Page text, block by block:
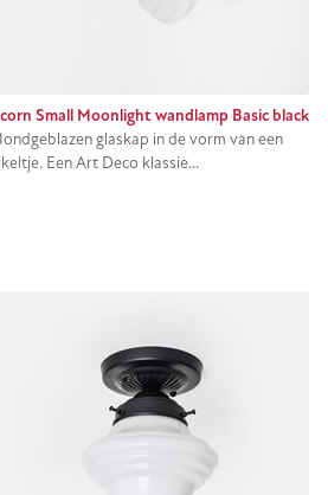
Small Moonlight wandlamp Basic black
glaskap in de vorm van een
Een Art Deco klassie...